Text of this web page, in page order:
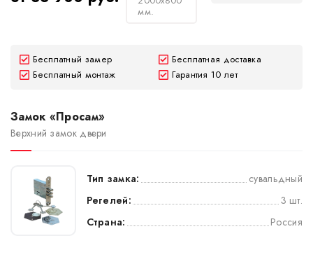
мм.
Бесплатный замер
Бесплатная доставка
Бесплатный монтаж
Гарантия 10 лет
Замок «Просам»
Верхний замок двери
Тип замка:
сувальдный
Регелей:
3 шт.
Страна:
Россия